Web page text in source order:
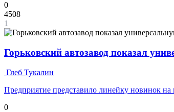
0
4508
1
Горьковский автозавод показал
Глеб Тукалин
Предприятие представило линейку новинок
0